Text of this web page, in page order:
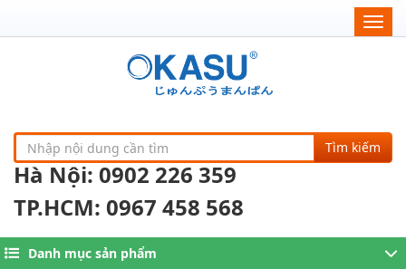
Tìm kiếm
Hà Nội: 0902 226 359
TP.HCM: 0967 458 568
Danh mục sản phẩm